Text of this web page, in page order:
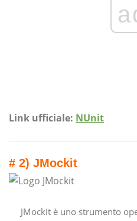
Link ufficiale: NUnit
# 2) JMockit
JMockit è uno strumento